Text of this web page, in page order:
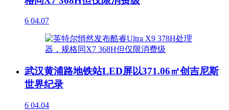
6 04.07
武汉黄浦路地铁站LED屏以371.06㎡创吉尼斯
世界纪录
6 04.04